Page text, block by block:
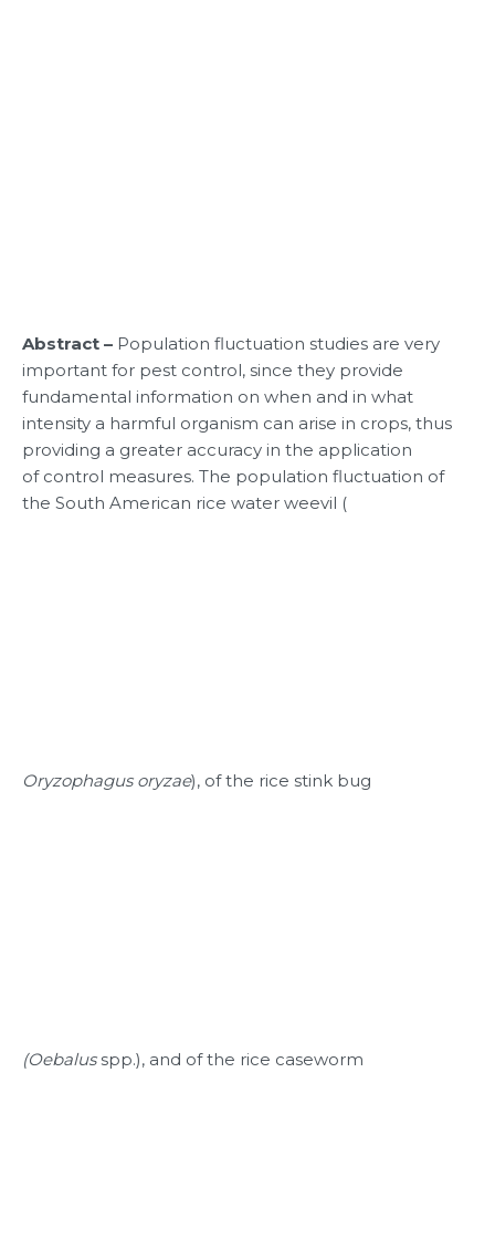
Abstract –Population fluctuation studies are very
important for pest control, since they provide
fundamental information on when and in what
intensity a harmful organism can arise in crops, thus
providing a greater accuracy in the application
of control measures. The population fluctuation of
the South American rice water weevil (
Oryzophagus oryzae), of the rice stink bug
(Oebalusspp.), and of the rice caseworm